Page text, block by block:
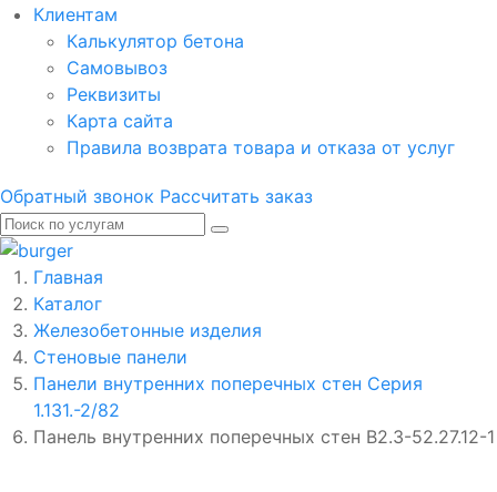
Клиентам
Калькулятор бетона
Самовывоз
Реквизиты
Карта сайта
Правила возврата товара и отказа от услуг
Обратный звонок Рассчитать заказ
Главная
Каталог
Железобетонные изделия
Стеновые панели
Панели внутренних поперечных стен Серия
1.131.-2/82
Панель внутренних поперечных стен В2.3-52.27.12-1